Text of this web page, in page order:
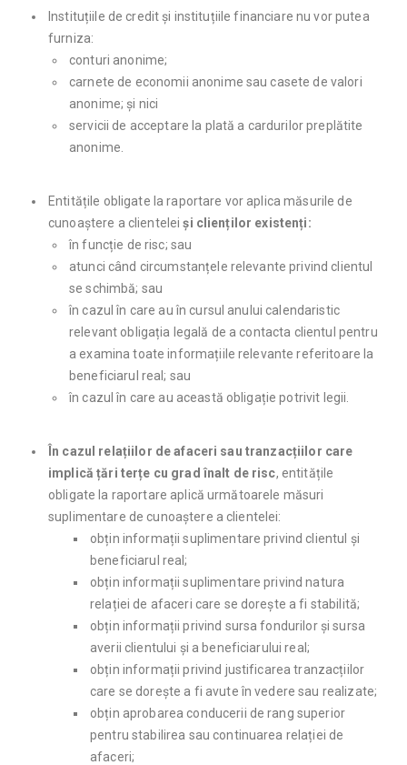
Instituțiile de credit și instituțiile financiare nu vor putea
furniza:
conturi anonime;
carnete de economii anonime sau casete de valori
anonime; și nici
servicii de acceptare la plată a cardurilor preplătite
anonime.
Entitățile obligate la raportare vor aplica măsurile de
cunoaștere a clienteleiși clienților existenți:
în funcție de risc; sau
atunci când circumstanțele relevante privind clientul
se schimbă; sau
în cazul în care au în cursul anului calendaristic
relevant obligația legală de a contacta clientul pentru
a examina toate informațiile relevante referitoare la
beneficiarul real; sau
în cazul în care au această obligație potrivit legii.
În cazul relațiilor de afaceri sau tranzacțiilor care
implică țări terțe cu grad înalt de risc, entitățile
obligate la raportare aplică următoarele măsuri
suplimentare de cunoaștere a clientelei:
obțin informații suplimentare privind clientul și
beneficiarul real;
obțin informații suplimentare privind natura
relației de afaceri care se dorește a fi stabilită;
obțin informații privind sursa fondurilor și sursa
averii clientului și a beneficiarului real;
obțin informații privind justificarea tranzacțiilor
care se dorește a fi avute în vedere sau realizate;
obțin aprobarea conducerii de rang superior
pentru stabilirea sau continuarea relației de
afaceri;